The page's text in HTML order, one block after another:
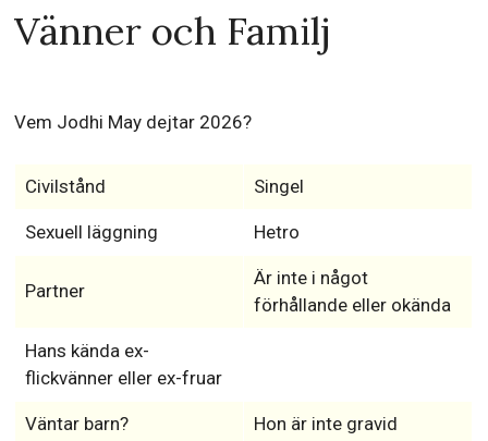
Vänner och Familj
Vem Jodhi May dejtar 2026?
Civilstånd Singel
Sexuell läggning Hetro
Partner
Är inte i något
förhållande eller okända
Hans kända ex-
flickvänner eller ex-fruar
Väntar barn? Hon är inte gravid